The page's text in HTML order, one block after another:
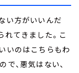
い方がいいんだ
れてきました。こ
いのはこちらもわ
、悪気はない、